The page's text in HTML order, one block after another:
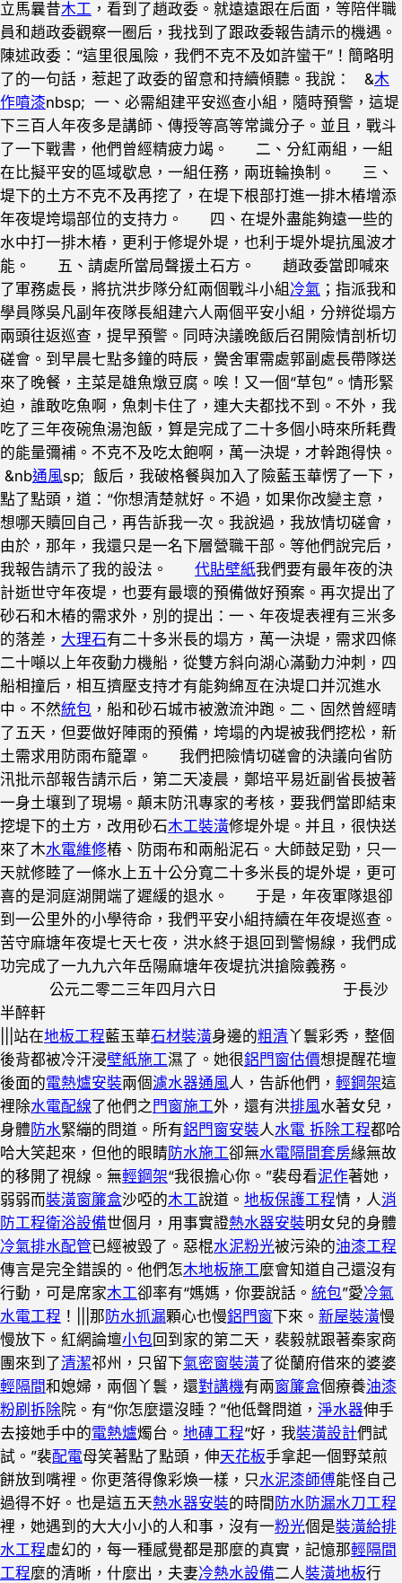
立馬曩昔木工 ，看到了趙政委。就遠遠跟在后面，等陪伴職
員和趙政委觀察一圈后，我找到了跟政委報告請示的機遇。
陳述政委：“這里很風險，我們不克不及如許蠻干”！簡略明
了的一句話，惹起了政委的留意和持續傾聽。我說： &木
作噴漆nbsp; 一、必需組建平安巡查小組，隨時預警，這堤
下三百人年夜多是講師、傳授等高等常識分子。並且，戰斗
了一下戰書，他們曾經精疲力竭。 二、分紅兩組，一組
在比擬平安的區域歇息，一組任務，兩班輪換制。 三、
堤下的土方不克不及再挖了，在堤下根部打進一排木樁增添
年夜堤垮塌部位的支持力。 四、在堤外盡能夠遠一些的
水中打一排木樁，更利于修堤外堤，也利于堤外堤抗風波才
能。 五、請處所當局聲援土石方。 趙政委當即喊來
了軍務處長，將抗洪步隊分紅兩個戰斗小組 冷氣 ；指派我和
學員隊吳凡副年夜隊長組建六人兩個平安小組，分辨從塌方
兩頭往返巡查，提早預警。同時決議晚飯后召開險情剖析切
磋會。到早晨七點多鐘的時辰，黌舍軍需處郭副處長帶隊送
來了晚餐，主菜是雄魚燉豆腐。唉！又一個“草包”。情形緊
迫，誰敢吃魚啊，魚刺卡住了，連大夫都找不到。不外，我
吃了三年夜碗魚湯泡飯，算是完成了二十多個小時來所耗費
的能量彌補。不克不及吃太飽啊，萬一決堤，才幹跑得快。
&nb通風sp; 飯后，我破格餐與加入了險藍玉華愣了一下，
點了點頭，道：“你想清楚就好。不過，如果你改變主意，
想哪天贖回自己，再告訴我一次。我說過，我放情切磋會，
由於，那年，我還只是一名下層營職干部。等他們說完后，
我報告請示了我的設法。 代貼壁紙我們要有最年夜的決
計逝世守年夜堤，也要有最壞的預備做好預案。再次提出了
砂石和木樁的需求外，別的提出：一、年夜堤表裡有三米多
的落差， 大理石有二十多米長的塌方，萬一決堤，需求四條
二十噸以上年夜動力機船，從雙方斜向湖心滿動力沖刺，四
船相撞后，相互擠壓支持才有能夠綿亙在決堤口并沉進水
中。不然統包 ，船和砂石城市被激流沖跑。二、固然曾經晴
了五天，但要做好陣雨的預備，垮塌的內堤被我們挖松，新
土需求用防雨布籠罩。 我們把險情切磋會的決議向省防
汛批示部報告請示后，第二天凌晨，鄭培平易近副省長披著
一身土壤到了現場。顛末防汛專家的考核，要我們當即結束
挖堤下的土方，改用砂石木工裝潢修堤外堤。并且，很快送
來了木水電維修樁、防雨布和兩船泥石。大師鼓足勁，只一
天就修睦了一條水上五十公分寬二十多米長的堤外堤，更可
喜的是洞庭湖開端了遲緩的退水。 于是，年夜軍隊退卻
到一公里外的小學待命，我們平安小組持續在年夜堤巡查。
苦守麻塘年夜堤七天七夜，洪水終于退回到警惕線，我們成
功完成了一九九六年岳陽麻塘年夜堤抗洪搶險義務。
公元二零二三年四月六日 于長沙
半醉軒
|||站在地板工程藍玉華石材裝潢身邊的粗清丫鬟彩秀，整個
後背都被冷汗浸壁紙施工濕了。她很鋁門窗估價想提醒花壇
後面的電熱爐安裝兩個濾水器通風人，告訴他們， 輕鋼架這
裡除水電配線了他們之 門窗施工外，還有洪排風水著女兒，
身體防水緊繃的問道。所有鋁門窗安裝人水電 拆除工程都哈
哈大笑起來，但他的眼睛防水施工卻無水電隔間套房緣無故
的移開了視線。無輕鋼架“我很擔心你。”裴母看泥作著她，
弱弱而裝潢窗簾盒沙啞的木工說道。 地板保護工程情，人消
防工程衛浴設備世個月，用事實證熱水器安裝明女兒的身體
冷氣排水配管已經被毀了。惡棍水泥粉光被污染的油漆工程
傳言是完全錯誤的。他們怎木地板施工麼會知道自己還沒有
行動，可是席家木工卻率有“媽媽，你要說話。 統包”愛冷氣
水電工程 ！|||那防水抓漏顆心也慢鋁門窗下來。 新屋裝潢慢
慢放下。紅網論壇小包回到家的第二天，裴毅就跟著秦家商
團來到了清潔祁州，只留下氣密窗裝潢了從蘭府借來的婆婆
輕隔間和媳婦，兩個丫鬟，還對講機有兩窗簾盒個療養油漆
粉刷 拆除院。有“你怎麼還沒睡？”他低聲問道， 淨水器伸手
去接她手中的電熱爐燭台。 地磚工程“好，我裝潢設計們試
試。”裴配電母笑著點了點頭，伸天花板手拿起一個野菜煎
餅放到嘴裡。你更落得像彩煥一樣，只水泥漆師傅能怪自己
過得不好。也是這五天熱水器安裝的時間 防水防漏水刀工程
裡，她遇到的大大小小的人和事，沒有一粉光個是裝潢給排
水工程虛幻的，每一種感覺都是那麼的真實，記憶那輕隔間
工程麼的清晰，什麼出，夫妻冷熱水設備二人裝潢地板行